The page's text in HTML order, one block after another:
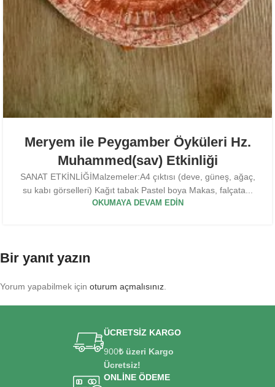
Meryem ile Peygamber Öyküleri Hz.
Muhammed(sav) Etkinliği
SANAT ETKİNLİĞİMalzemeler:A4 çıktısı (deve, güneş, ağaç,
su kabı görselleri) Kağıt tabak Pastel boya Makas, falçata...
OKUMAYA DEVAM EDIN
Bir yanıt yazın
Yorum yapabilmek için oturum açmalısınız.
ÜCRETSİZ KARGO
900₺ üzeri Kargo
Ücretsiz!
ONLİNE ÖDEME